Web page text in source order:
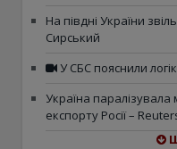
На півдні України
Сирський
У СБС пояснили
Україна
експорту Росії –